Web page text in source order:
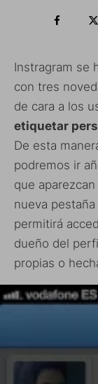
Instragram se
con tres
de cara a los
etiquetar
De esta
podremos ir
que
nueva
permitirá
dueño del
propias o